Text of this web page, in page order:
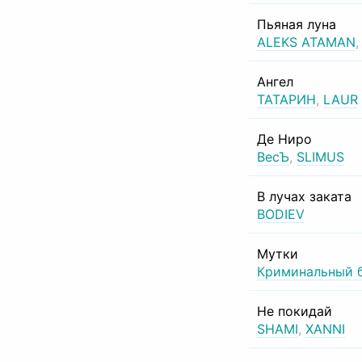
Пьяная луна
ALEKS ATAMAN,
Ангел
ТАТАРИН, LAUR
Де Ниро
ВесЪ, SLIMUS
В лучах заката
BODIEV
Мутки
Криминальный
Не покидай
SHAMI, XANNI